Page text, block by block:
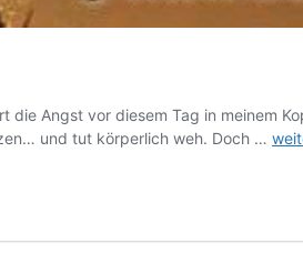
Angst vor diesem Tag in meinem
und tut körperlich weh. Doch … Ich